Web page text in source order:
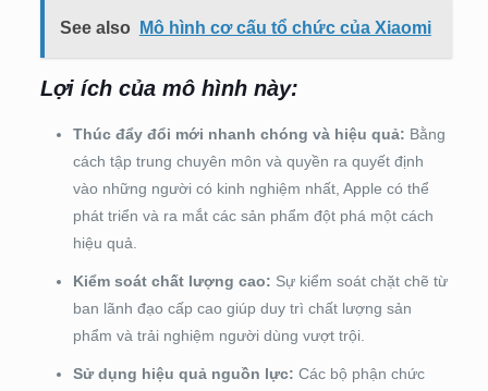
See also Mô hình cơ cấu tổ chức của Xiaomi
Lợi ích của mô hình này:
Thúc đẩy đổi mới nhanh chóng và hiệu quả: Bằng
cách tập trung chuyên môn và quyền ra quyết định
vào những người có kinh nghiệm nhất, Apple có thể
phát triển và ra mắt các sản phẩm đột phá một cách
hiệu quả.
Kiểm soát chất lượng cao: Sự kiểm soát chặt chẽ từ
ban lãnh đạo cấp cao giúp duy trì chất lượng sản
phẩm và trải nghiệm người dùng vượt trội.
Sử dụng hiệu quả nguồn lực: Các bộ phận chức